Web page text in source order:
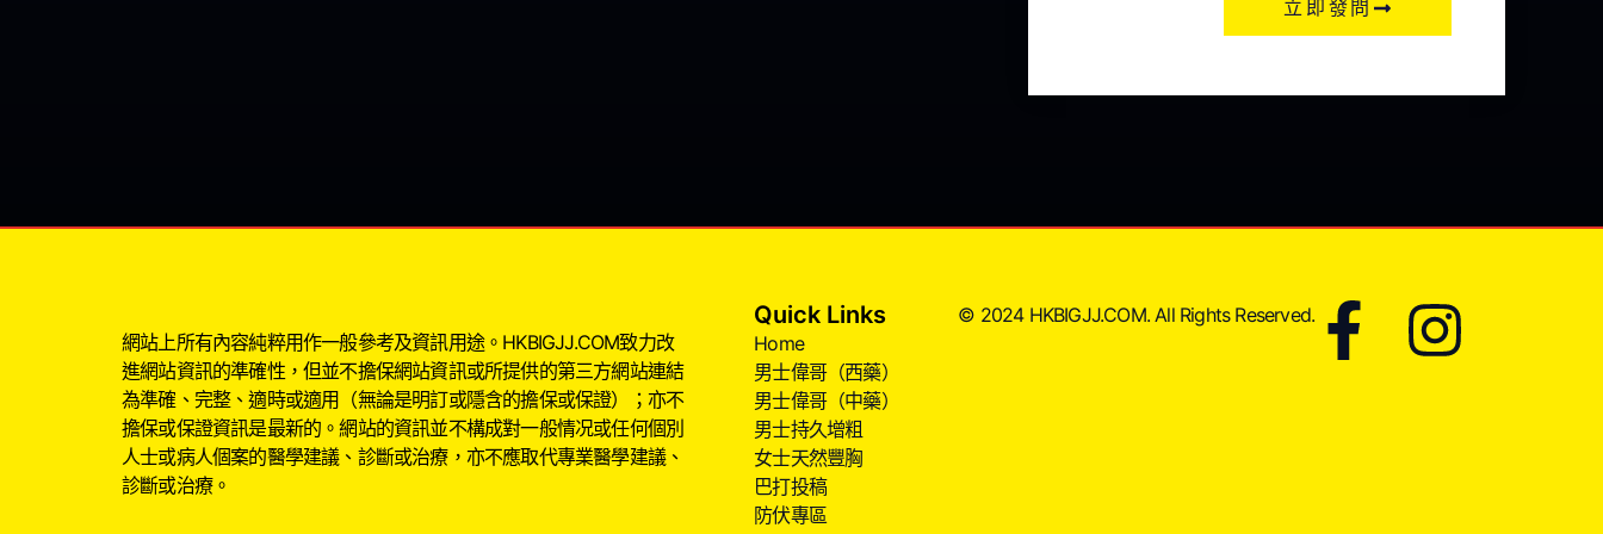
立即發問
網站上所有內容純粹用作一般參考及資訊用途。HKBIGJJ.COM致力改
進網站資訊的準確性，但並不擔保網站資訊或所提供的第三方網站連結
為準確、完整、適時或適用（無論是明訂或隱含的擔保或保證）；亦不
擔保或保證資訊是最新的。網站的資訊並不構成對一般情况或任何個別
人士或病人個案的醫學建議、診斷或治療，亦不應取代專業醫學建議、
診斷或治療。
Quick Links
Home
男士偉哥（西藥）
男士偉哥（中藥）
男士持久增粗
女士天然豐胸
巴打投稿
防伏專區
© 2024 HKBIGJJ.COM. All Rights Reserved.